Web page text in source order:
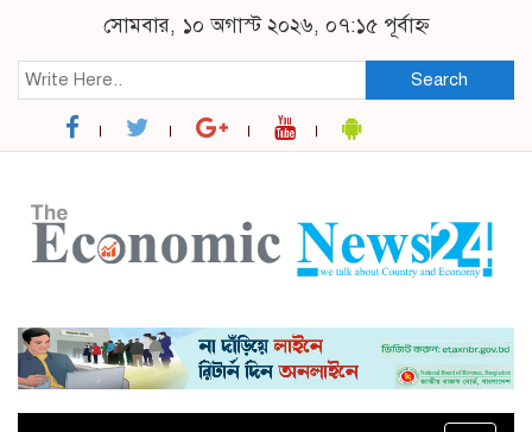
সোমবার, ১০ অগাস্ট ২০২৬, ০৭:১৫ পূর্বাহ্ন
Search